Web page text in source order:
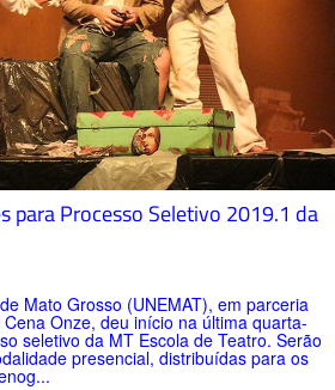
para Processo Seletivo 2019.1 da
Mato Grosso (UNEMAT), em parceria
Onze, deu início na última quarta-
seletivo da MT Escola de Teatro. Serão
presencial, distribuídas para os